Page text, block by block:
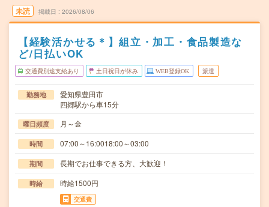
未読 掲載日 2026/08/06
【経験活かせる＊】組立・加工・食品製造な
ど/日払いOK
交通費別途支給あり 土日祝日が休み WEB登録OK 派遣
勤務地
愛知県豊田市
四郷駅から車15分
曜日頻度 月～金
時間 07:00～16:0018:00～03:00
期間 長期でお仕事できる方、大歓迎！
時給 時給1500円
交通費